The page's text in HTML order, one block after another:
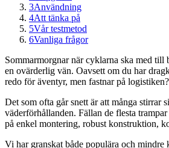
3Användning
4Att tänka på
5Vår testmetod
6Vanliga frågor
Sommarmorgnar när cyklarna ska med
en ovärderlig vän. Oavsett om du har
redo för äventyr, men fastnar på
Det som ofta går snett är att många stirrar
väderförhållanden. Fällan de flesta
på enkel montering, robust konstruktion,
Vi har granskat både populära och